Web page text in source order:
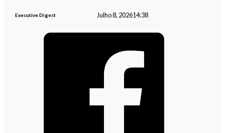
Executive Digest Julho 8, 202614:38